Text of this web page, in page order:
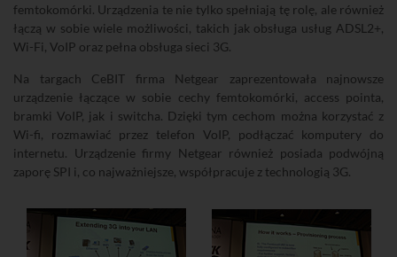
femtokomórki. Urządzenia te nie tylko spełniają tę rolę, ale również
łączą w sobie wiele możliwości, takich jak obsługa usług ADSL2+,
Wi-Fi, VoIP oraz pełna obsługa sieci 3G.
Na targach CeBIT firma Netgear zaprezentowała najnowsze
urządzenie łączące w sobie cechy femtokomórki, access pointa,
bramki VoIP, jak i switcha. Dzięki tym cechom można korzystać z
Wi-fi, rozmawiać przez telefon VoIP, podłączać komputery do
internetu. Urządzenie firmy Netgear również posiada podwójną
zaporę SPI i, co najważniejsze, współpracuje z technologią 3G.